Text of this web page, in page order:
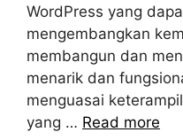
WordPress yang
mengembangkan
membangun dan
menarik dan
menguasai
yang … Read more